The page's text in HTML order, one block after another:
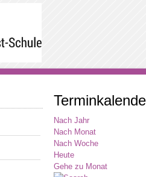
Nach Jahr
Nach Monat
Nach Woche
Heute
Gehe zu Monat